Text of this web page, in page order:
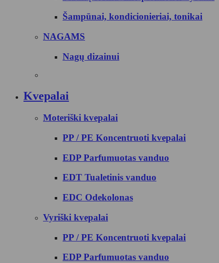
Šampūnai, kondicionieriai, tonikai
NAGAMS
Nagų dizainui
Kvepalai
Moteriški kvepalai
PP / PE Koncentruoti kvepalai
EDP Parfumuotas vanduo
EDT Tualetinis vanduo
EDC Odekolonas
Vyriški kvepalai
PP / PE Koncentruoti kvepalai
EDP Parfumuotas vanduo